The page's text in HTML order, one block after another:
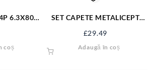
6.3X80
coș
SET CAPETE METALICEPT
06888
£29.49
Adaugă în coș